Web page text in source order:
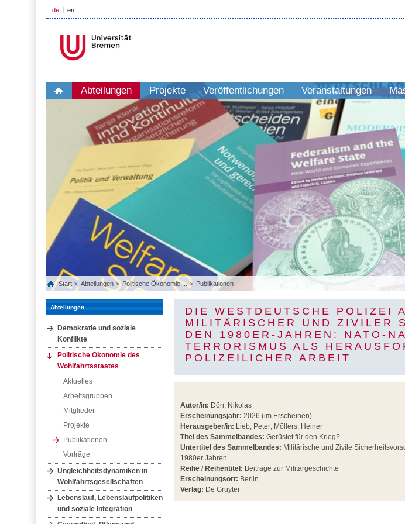
de en
Abteilungen Projekte Veröffentlichungen Veranstaltungen
Start Abteilungen Politische Ökonomie ... Publikationen
Abteilungen
Demokratie und soziale
Konflikte
Politische Ökonomie des
Wohlfahrtsstaates
Aktuelles
Arbeitsgruppen
Mitglieder
Projekte
Publikationen
Vorträge
Ungleichheitsdynamiken in
Wohlfahrtsgesellschaften
Lebenslauf, Lebenslaufpolitiken
und soziale Integration
DIE WESTDEUTSCHE POLIZEI
MILITÄRISCHER UND ZIVILER
DEN 1980ER-JAHREN: NATO-
TERRORISMUS ALS
POLIZEILICHER ARBEIT
Autor/in: Dörr, Nikolas
Erscheinungsjahr: 2026 (im Erscheinen)
Herausgeber/in: Lieb, Peter; Möllers, Heiner
Titel des Sammelbandes: Gerüstet für den Krieg?
Untertitel des Sammelbandes: Militärische und Zivile
1980er Jahren
Reihe / Reihentitel: Beiträge zur Militärgeschichte
Erscheinungsort: Berlin
Verlag: De Gruyter